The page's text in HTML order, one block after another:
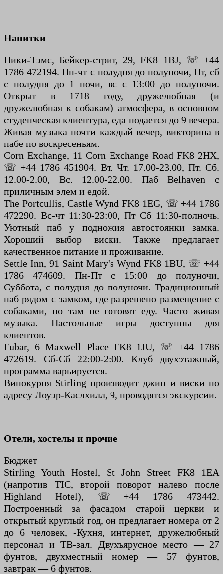
Напитки
Ники-Тэмс, Бейкер-стрит, 29, FK8 1BJ, ☏ +44
1786 472194. Пн-чт с полудня до полуночи, Пт, сб
с полудня до 1 ночи, вс с 13:00 до полуночи.
Открыт в 1718 году, дружелюбная (и
дружелюбная к собакам) атмосфера, в основном
студенческая клиентура, еда подается до 9 вечера.
Живая музыка почти каждый вечер, викторина в
пабе по воскресеньям.
Corn Exchange, 11 Corn Exchange Road FK8 2HX,
☏ +44 1786 451904. Вт. Чт. 17.00-23.00, Пт. Сб.
12.00-2.00, Вс. 12.00-22.00. Паб Belhaven с
приличным элем и едой.
The Portcullis, Castle Wynd FK8 1EG, ☏ +44 1786
472290. Вс-чт 11:30-23:00, Пт Сб 11:30-полночь.
Уютный паб у подножия автостоянки замка.
Хороший выбор виски. Также предлагает
качественное питание и проживание.
Settle Inn, 91 Saint Mary's Wynd FK8 1BU, ☏ +44
1786 474609. Пн-Пт с 15:00 до полуночи,
Суббота, с полудня до полуночи. Традиционный
паб рядом с замком, где разрешено размещение с
собаками, но там не готовят еду. Часто живая
музыка. Настольные игры доступны для
клиентов.
Fubar, 6 Maxwell Place FK8 1JU, ☏ +44 1786
472619. Сб-Сб 22:00-2:00. Клуб двухэтажный,
программа варьируется.
Винокурня Stirling производит джин и виски по
адресу Лоуэр-Каслхилл, 9, проводятся экскурсии.
Отели, хостелы и прочие
Бюджет
Stirling Youth Hostel, St John Street FK8 1EA
(напротив TIC, второй поворот налево после
Highland Hotel), ☏ +44 1786 473442.
Построенный за фасадом старой церкви и
открытый круглый год, он предлагает номера от 2
до 6 человек, -Кухня, интернет, дружелюбный
персонал и ТВ-зал. Двухъярусное место — 27
фунтов, двухместный номер — 57 фунтов,
завтрак — 6 фунтов.